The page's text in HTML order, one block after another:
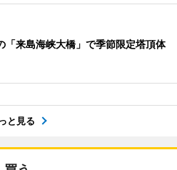
「来島海峡大橋」で季節限定塔頂体
と見る